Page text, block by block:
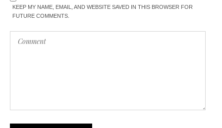
KEEP MY NAME, EMAIL, AND WEBSITE SAVED IN THIS BROWSER FOR
FUTURE COMMENTS.